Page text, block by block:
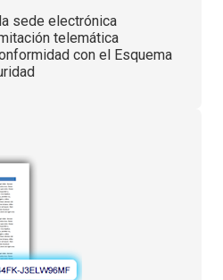
sede electrónica
telemática
con el Esquema